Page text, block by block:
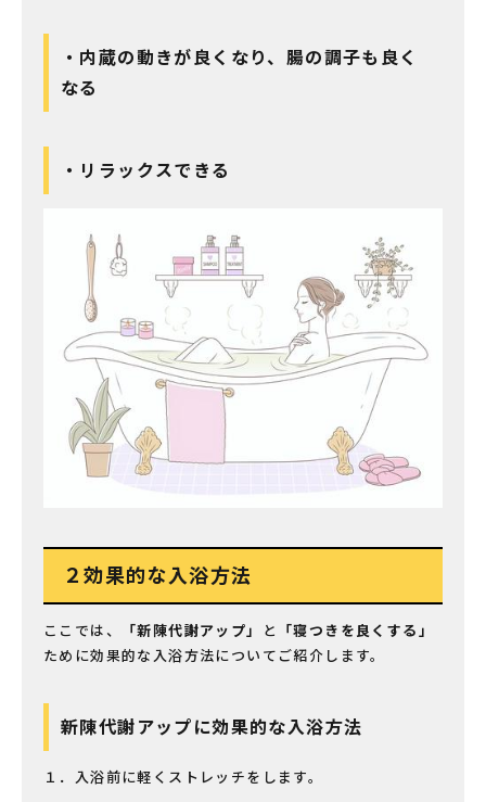
・内蔵の動きが良くなり、腸の調子も良く
なる
・リラックスできる
２効果的な入浴方法
ここでは、 「新陳代謝アップ」 と
「寝つきを良くする」
ために効果的な入浴方法についてご紹介します。
新陳代謝アップに効果的な入浴方法
１．入浴前に軽くストレッチをします。